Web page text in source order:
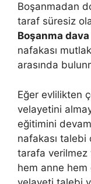
Boşanmadan
taraf süresiz
Boşanma dava
nafakası
arasında
Eğer evlilikten
velayetini
eğitimini
nafakası talebi
tarafa verilmez
hem anne